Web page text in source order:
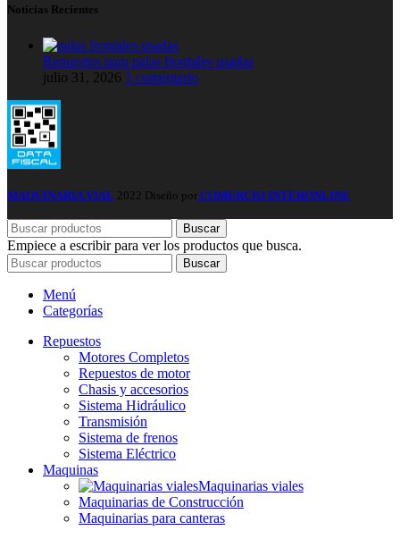
Noticias Recientes
Repuestos para palas frontales usadas
julio 31, 2026 1 comentario
MAQUINARIA VIAL 2022 Diseño por COMERCIO INTERONLINE
Buscar
Empiece a escribir para ver los productos que busca.
Buscar
Menú
Categorías
Repuestos
Motores Completos
Repuestos de motor
Chasis y accesorios
Sistema Hidráulico
Transmisión
Sistema de frenos
Sistema Eléctrico
Maquinas
Maquinarias viales
Maquinarias de Construcción
Maquinarias para canteras